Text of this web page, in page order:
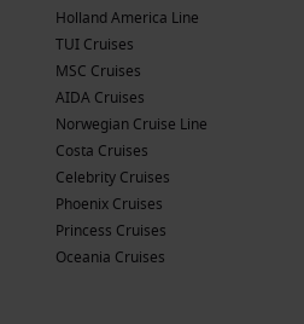
Holland America Line
TUI Cruises
MSC Cruises
AIDA Cruises
Norwegian Cruise Line
Costa Cruises
Celebrity Cruises
Phoenix Cruises
Princess Cruises
Oceania Cruises